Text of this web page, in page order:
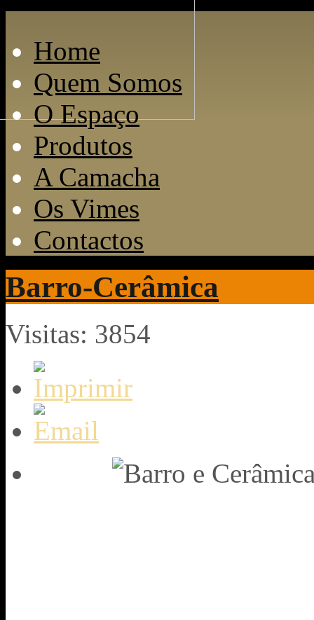
Home
Quem Somos
O Espaço
Produtos
A Camacha
Os Vimes
Contactos
Barro-Cerâmica
Visitas: 3854